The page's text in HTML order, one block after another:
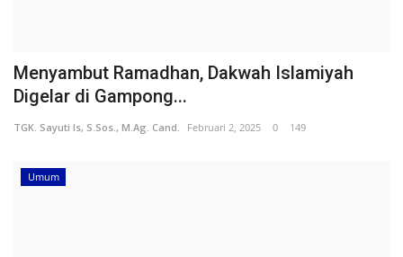
Menyambut Ramadhan, Dakwah Islamiyah
Digelar di Gampong...
TGK. Sayuti Is, S.Sos., M.Ag. Cand. Februari 2, 2025 0 149
Umum